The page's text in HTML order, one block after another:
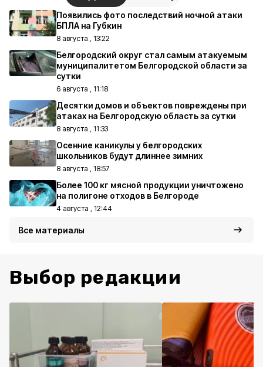
Появились фото последствий ночной атаки
БПЛА на Губкин
8 августа , 13:22
Белгородский округ стал самым атакуемым
муниципалитетом Белгородской области за
сутки
6 августа , 11:18
Десятки домов и объектов повреждены при
атаках на Белгородскую область за сутки
8 августа , 11:33
Осенние каникулы у белгородских
школьников будут длиннее зимних
8 августа , 18:57
Более 100 кг мясной продукции уничтожено
на полигоне отходов в Белгороде
4 августа , 12:44
Все материалы
Выбор редакции